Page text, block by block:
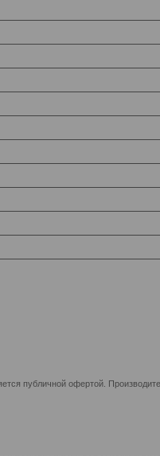
публичной офертой.